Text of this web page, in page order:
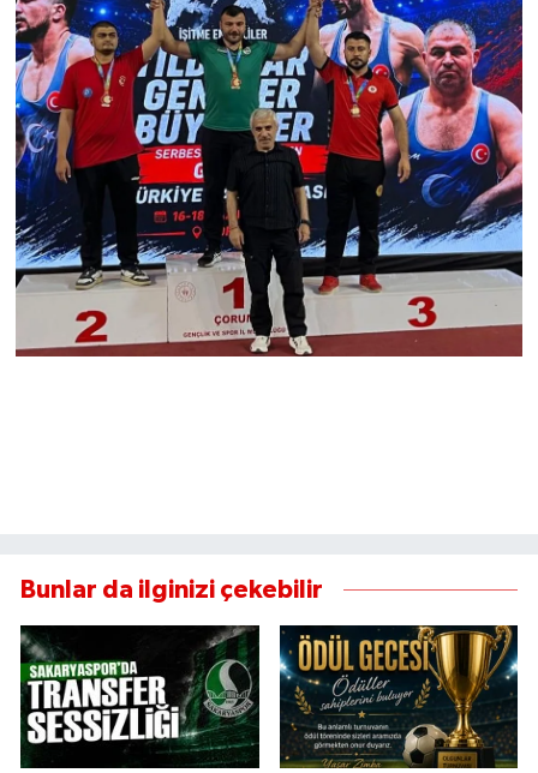
Bunlar da ilginizi çekebilir